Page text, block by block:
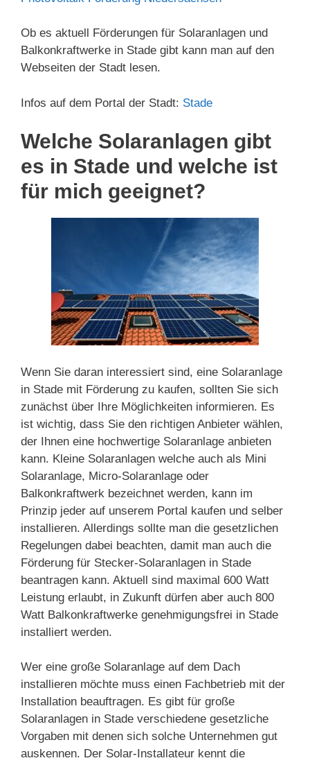
Ob es aktuell Förderungen für Solaranlagen und
Balkonkraftwerke in Stade gibt kann man auf den
Webseiten der Stadt lesen.
Infos auf dem Portal der Stadt: Stade
Welche Solaranlagen gibt
es in Stade und welche ist
für mich geeignet?
Wenn Sie daran interessiert sind, eine Solaranlage
in Stade mit Förderung zu kaufen, sollten Sie sich
zunächst über Ihre Möglichkeiten informieren. Es
ist wichtig, dass Sie den richtigen Anbieter wählen,
der Ihnen eine hochwertige Solaranlage anbieten
kann. Kleine Solaranlagen welche auch als Mini
Solaranlage, Micro-Solaranlage oder
Balkonkraftwerk bezeichnet werden, kann im
Prinzip jeder auf unserem Portal kaufen und selber
installieren. Allerdings sollte man die gesetzlichen
Regelungen dabei beachten, damit man auch die
Förderung für Stecker-Solaranlagen in Stade
beantragen kann. Aktuell sind maximal 600 Watt
Leistung erlaubt, in Zukunft dürfen aber auch 800
Watt Balkonkraftwerke genehmigungsfrei in Stade
installiert werden.
Wer eine große Solaranlage auf dem Dach
installieren möchte muss einen Fachbetrieb mit der
Installation beauftragen. Es gibt für große
Solaranlagen in Stade verschiedene gesetzliche
Vorgaben mit denen sich solche Unternehmen gut
auskennen. Der Solar-Installateur kennt die